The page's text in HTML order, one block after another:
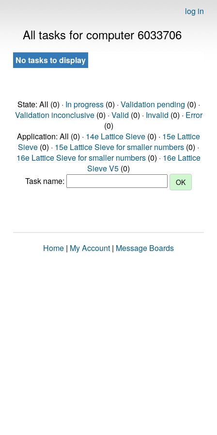
log in
All tasks for computer 6033706
No tasks to display
State: All (0) · In progress(0) · Validation pending (0) ·
Validation inconclusive(0) · Valid (0) · Invalid (0) · Error
(0)
Application: All (0) · 14e Lattice Sieve (0) · 15e Lattice
Sieve (0) · 15e Lattice Sieve for smaller numbers (0) ·
16e Lattice Sieve for smaller numbers (0) · 16e Lattice
Sieve V5 (0)
Task name:
Home | My Account | Message Boards